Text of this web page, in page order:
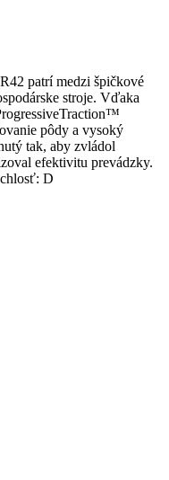
patrí medzi špičkové
stroje. Vďaka
pôdy a vysoký
tak, aby zvládol
efektivitu prevádzky.
D